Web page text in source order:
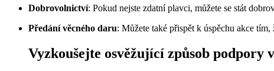
Dobrovolnictví: Pokud nejste zdatní plavci, můžete se stát
Předání věcného daru: Můžete také přispět k úspěchu akce
Vyzkoušejte osvěžující způsob podpory